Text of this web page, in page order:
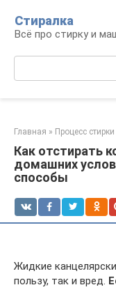
контенту
Стиралка
Всё про стирку и
Главная » Процесс стирки
Как отстирать
домашних
способы
Жидкие
пользу, так и вред.